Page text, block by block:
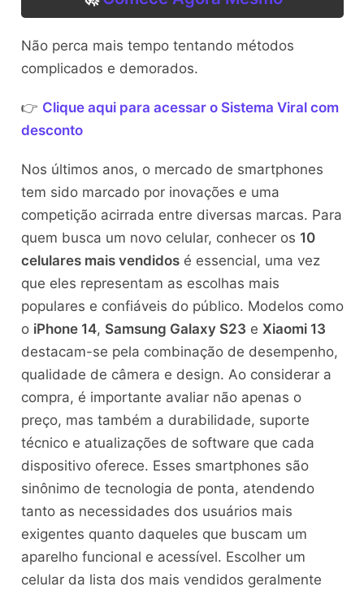
Não perca mais tempo tentando métodos
complicados e demorados.
👉 Clique aqui para acessar o Sistema Viral com
desconto
Nos últimos anos, o mercado de smartphones
tem sido marcado por inovações e uma
competição acirrada entre diversas marcas. Para
quem busca um novo celular, conhecer os 10
celulares mais vendidosé essencial, uma vez
que eles representam as escolhas mais
populares e confiáveis do público. Modelos como
o iPhone 14, Samsung Galaxy S23 e Xiaomi 13
destacam-se pela combinação de desempenho,
qualidade de câmera e design. Ao considerar a
compra, é importante avaliar não apenas o
preço, mas também a durabilidade, suporte
técnico e atualizações de software que cada
dispositivo oferece. Esses smartphones são
sinônimo de tecnologia de ponta, atendendo
tanto as necessidades dos usuários mais
exigentes quanto daqueles que buscam um
aparelho funcional e acessível. Escolher um
celular da lista dos mais vendidos geralmente